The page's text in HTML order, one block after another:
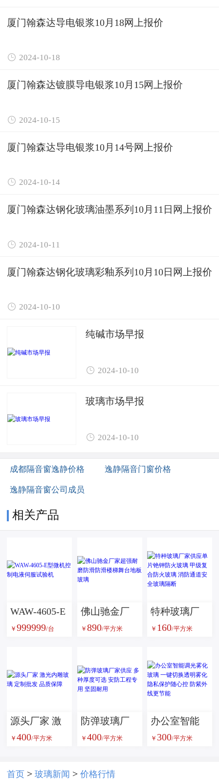
厦门翰森达导电银浆10月18网上报价
 2024-10-18
厦门翰森达镀膜导电银浆10月15网上报价
 2024-10-15
厦门翰森达导电银浆10月14号网上报价
 2024-10-14
厦门翰森达钢化玻璃油墨系列10月11日网上报价
 2024-10-11
厦门翰森达钢化玻璃彩釉系列10月10日网上报价
 2024-10-10
纯碱市场早报
 2024-10-10
玻璃市场早报
 2024-10-10
成都隔音窗逸静价格 逸静隔音门窗价格
逸静隔音窗公司成员
相关产品
WAW-4605-E
型微机控制
￥ 999999/台
佛山驰金厂
家超强耐磨
玻璃
￥ 890/平方米
特种玻璃厂
家供应单片
璃 甲级复合
防火玻璃 消
防通道安全
￥ 160/平方米
源头厂家 激
光内雕玻璃
质保障
￥ 400/平方米
防弹玻璃厂
家供应 多种
防工程专用
￥ 400/平方米
办公室智能
调光雾化玻
￥ 300/平方米
首页 > 玻璃新闻 > 价格行情